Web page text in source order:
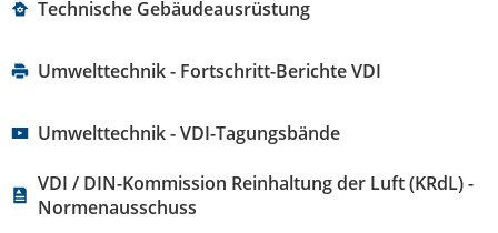
Technische Gebäudeausrüstung
Umwelttechnik - Fortschritt-Berichte VDI
Umwelttechnik - VDI-Tagungsbände
VDI / DIN-Kommission Reinhaltung der Luft (KRdL) -
Normenausschuss